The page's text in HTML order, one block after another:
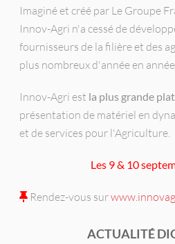
Imaginé et créé par Le Groupe
Innov-Agri n'a cessé de
fournisseurs de la filière et des
plus nombreux d'année en année.
Innov-Agri est la plus grande
présentation de matériel en
et de services pour l'Agriculture.
Les 9 & 10
Rendez-vous sur
ACTUALITÉ